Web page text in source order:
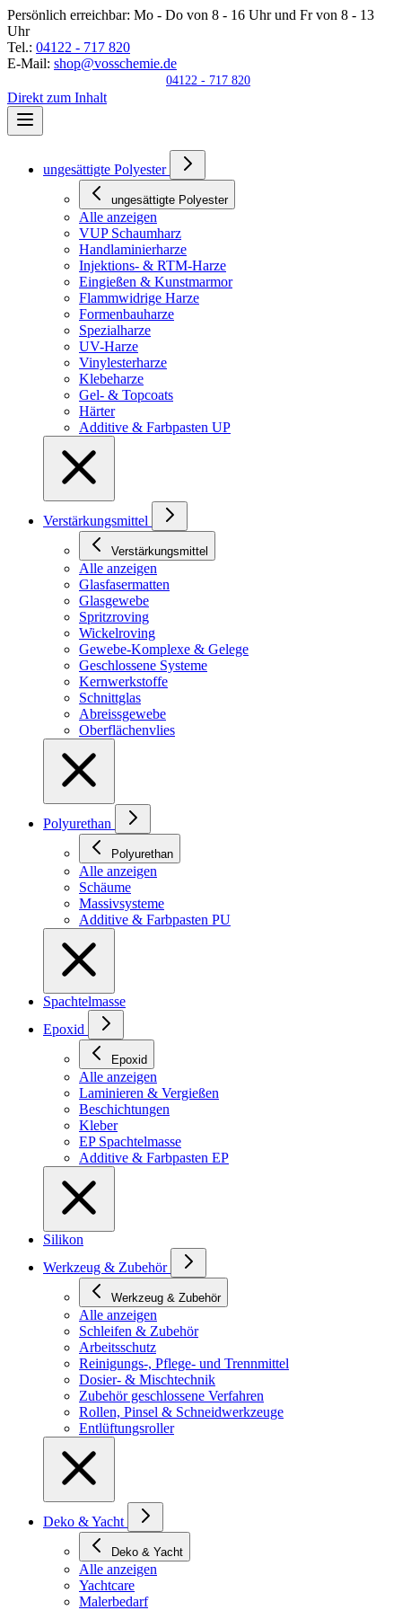
Persönlich erreichbar: Mo - Do von 8 - 16 Uhr und Fr von 8 - 13
Uhr
Tel.: 04122 - 717 820
E-Mail: shop@vosschemie.de
04122 - 717 820
Direkt zum Inhalt
ungesättigte Polyester
ungesättigte Polyester
Alle anzeigen
VUP Schaumharz
Handlaminierharze
Injektions- & RTM-Harze
Eingießen & Kunstmarmor
Flammwidrige Harze
Formenbauharze
Spezialharze
UV-Harze
Vinylesterharze
Klebeharze
Gel- & Topcoats
Härter
Additive & Farbpasten UP
Verstärkungsmittel
Verstärkungsmittel
Alle anzeigen
Glasfasermatten
Glasgewebe
Spritzroving
Wickelroving
Gewebe-Komplexe & Gelege
Geschlossene Systeme
Kernwerkstoffe
Schnittglas
Abreissgewebe
Oberflächenvlies
Polyurethan
Polyurethan
Alle anzeigen
Schäume
Massivsysteme
Additive & Farbpasten PU
Spachtelmasse
Epoxid
Epoxid
Alle anzeigen
Laminieren & Vergießen
Beschichtungen
Kleber
EP Spachtelmasse
Additive & Farbpasten EP
Silikon
Werkzeug & Zubehör
Werkzeug & Zubehör
Alle anzeigen
Schleifen & Zubehör
Arbeitsschutz
Reinigungs-, Pflege- und Trennmittel
Dosier- & Mischtechnik
Zubehör geschlossene Verfahren
Rollen, Pinsel & Schneidwerkzeuge
Entlüftungsroller
Deko & Yacht
Deko & Yacht
Alle anzeigen
Yachtcare
Malerbedarf